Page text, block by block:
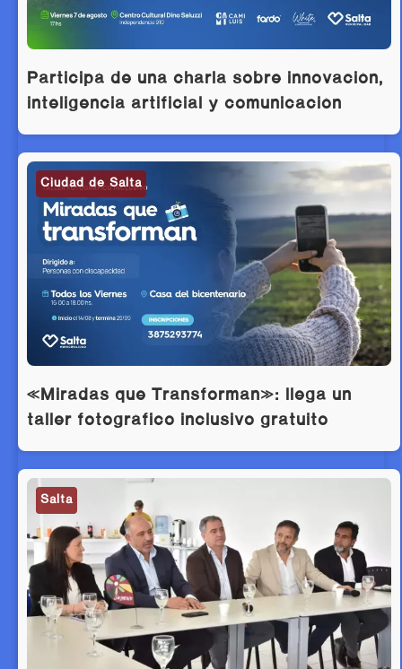
Participá de una charla sobre innovación,
inteligencia artificial y comunicación
Ciudad de Salta
«Miradas que Transforman»: llega un
taller fotográfico inclusivo gratuito
Salta